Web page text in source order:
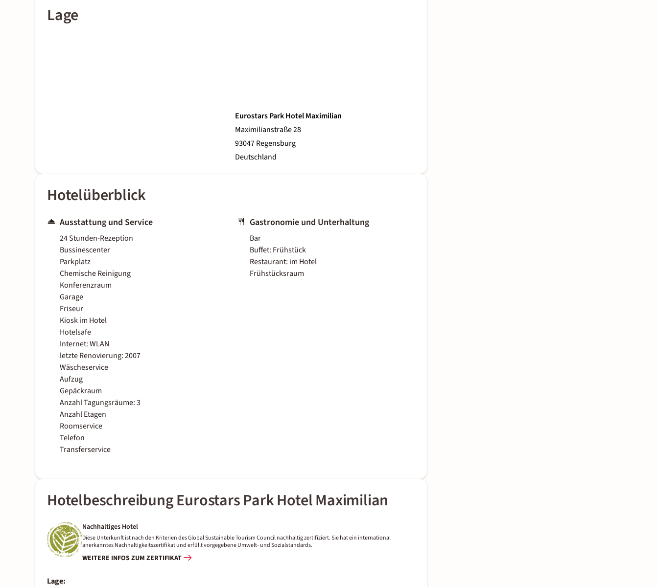
Lage
Eurostars Park Hotel Maximilian
Maximilianstraße 28
93047 Regensburg
Deutschland
Hotelüberblick
Ausstattung und Service
24 Stunden-Rezeption
Bussinescenter
Parkplatz
Chemische Reinigung
Konferenzraum
Garage
Friseur
Kiosk im Hotel
Hotelsafe
Internet: WLAN
letzte Renovierung: 2007
Wäscheservice
Aufzug
Gepäckraum
Anzahl Tagungsräume: 3
Anzahl Etagen
Roomservice
Telefon
Transferservice
Gastronomie und Unterhaltung
Bar
Buffet: Frühstück
Restaurant: im Hotel
Frühstücksraum
Hotelbeschreibung Eurostars Park Hotel Maximilian
Nachhaltiges Hotel
Diese Unterkunft ist nach den Kriterien des Global Sustainable Tourism Council nachhaltig zertifiziert. Sie hat ein international
anerkanntes Nachhaltigkeitszertifikat und erfüllt vorgegebene Umwelt- und Sozialstandards.
WEITERE INFOS ZUM ZERTIFIKAT
Lage: